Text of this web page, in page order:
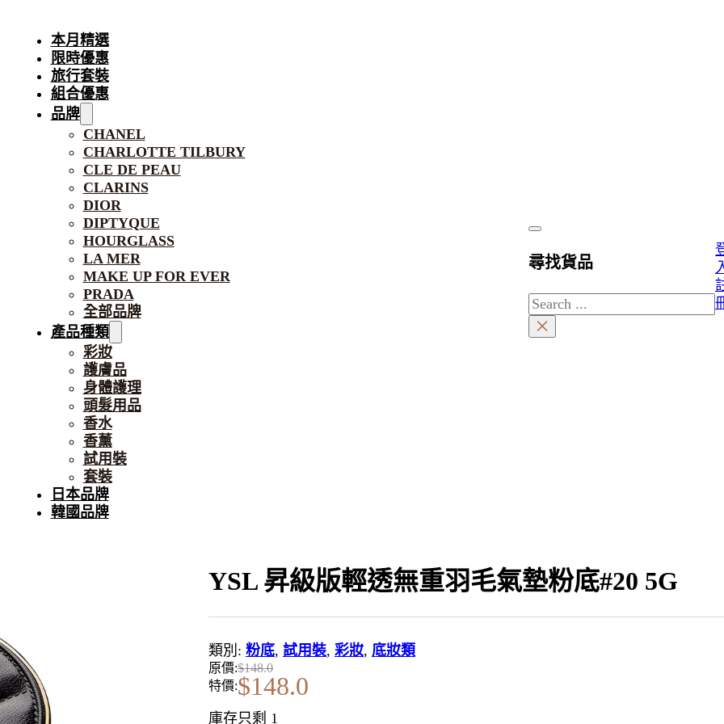
本月精選
限時優惠
旅行套裝
組合優惠
品牌
CHANEL
CHARLOTTE TILBURY
CLE DE PEAU
CLARINS
DIOR
DIPTYQUE
HOURGLASS
LA MER
MAKE UP FOR EVER
PRADA
全部品牌
產品種類
彩妝
護膚品
身體護理
頭髮用品
香水
香薰
試用裝
套裝
日本品牌
韓國品牌
尋找貨品
Search
×
YSL 昇級版輕透無重羽毛氣墊粉底#20 5G
類別: 粉底, 試用裝, 彩妝, 底妝類
原價:$148.0
特價:$148.0
庫存只剩 1